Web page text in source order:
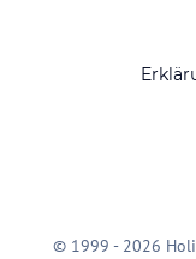
© 1999 - 2026